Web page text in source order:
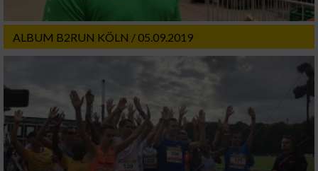
ALBUM B2RUN KÖLN / 05.09.2019